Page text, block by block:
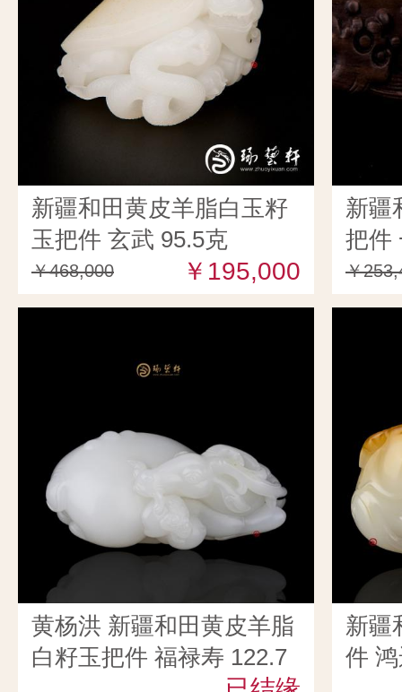
新疆和田黄皮羊脂白玉籽
玉把件 玄武 95.5克
￥468,000 ￥195,000
新疆
把件
￥
黄杨洪 新疆和田黄皮羊脂
白籽玉把件 福禄寿 122.7
新疆
件